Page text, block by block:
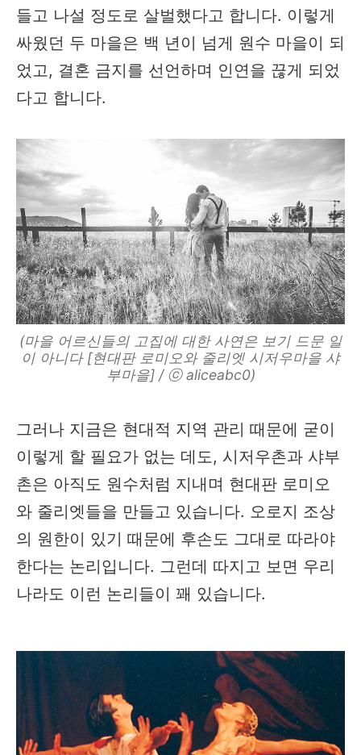
들고 나설 정도로 살벌했다고 합니다. 이렇게
싸웠던 두 마을은 백 년이 넘게 원수 마을이 되
었고, 결혼 금지를 선언하며 인연을 끊게 되었
다고 합니다.
(마을 어르신들의 고집에 대한 사연은 보기 드문 일
이 아니다 [현대판 로미오와 줄리엣 시저우마을 샤
부마을] / ⓒ aliceabc0)
그러나 지금은 현대적 지역 관리 때문에 굳이
이렇게 할 필요가 없는 데도, 시저우촌과 샤부
촌은 아직도 원수처럼 지내며 현대판 로미오
와 줄리엣들을 만들고 있습니다. 오로지 조상
의 원한이 있기 때문에 후손도 그대로 따라야
한다는 논리입니다. 그런데 따지고 보면 우리
나라도 이런 논리들이 꽤 있습니다.